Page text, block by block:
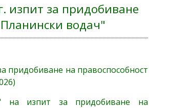
изпит за придобиване
водач"
придобиване на правоспособност
на изпит за придобиване на